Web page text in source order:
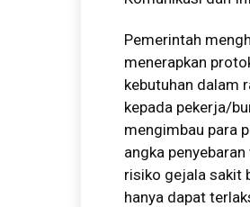
Pemerintah
menerapkan
kebutuhan dalam
kepada pekerja/
mengimbau para
angka
risiko gejala sakit
hanya dapat